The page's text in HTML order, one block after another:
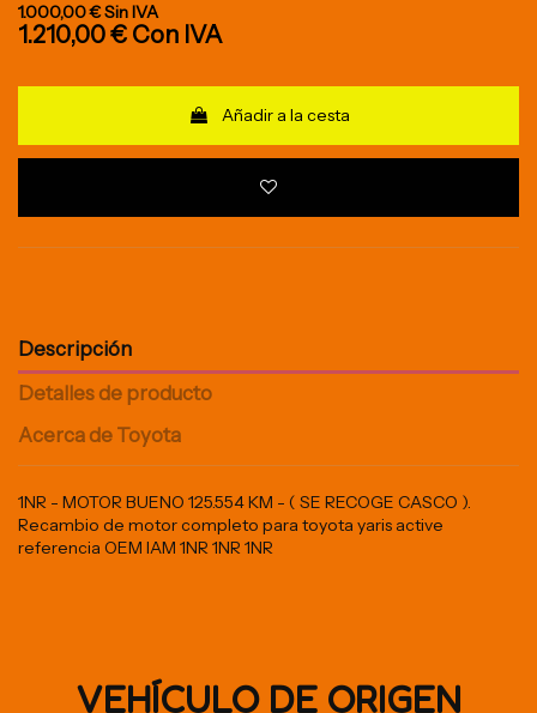
1.000,00 €Sin IVA
1.210,00 € Con IVA
Añadir a la cesta
Descripción
Detalles de producto
Acerca de Toyota
1NR - MOTOR BUENO 125.554 KM - ( SE RECOGE CASCO ).
Recambio de motor completo para toyota yaris active
referencia OEM IAM 1NR 1NR 1NR
VEHÍCULO DE ORIGEN